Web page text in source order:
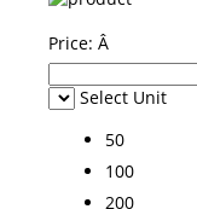
Price: Â
Select Unit
50
100
200